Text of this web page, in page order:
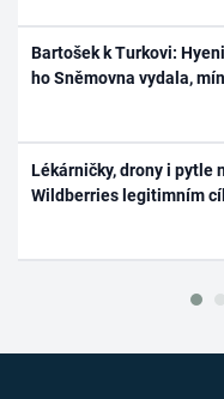
Bartošek k Turkovi:
ho Sněmovna vydala,
Lékárničky, drony i pytle
Wildberries legitimním